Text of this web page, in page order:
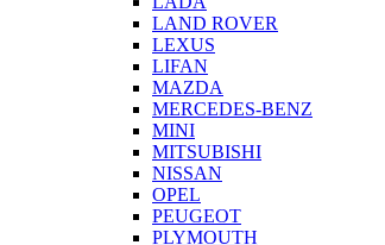
LAND ROVER
LEXUS
LIFAN
MAZDA
MERCEDES-BENZ
MINI
MITSUBISHI
NISSAN
OPEL
PEUGEOT
PLYMOUTH